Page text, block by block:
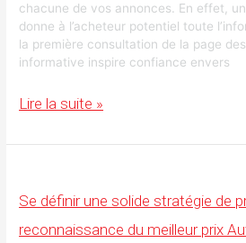
chacune de vos annonces. En effet,
donne à l’acheteur potentiel toute
la première consultation de la page
informative inspire confiance envers
Augmentez
vos
potentiels
grâce
améliorations
Lire la suite »
Se définir une solide stratégie de
reconnaissance du meilleur prix